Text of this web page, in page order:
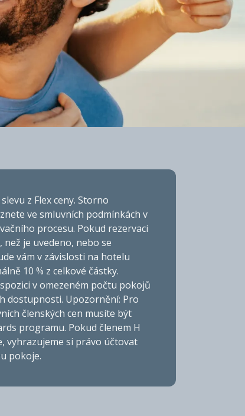
z Flex ceny. Storno
ve smluvních podmínkách v
procesu. Pokud rezervaci
než je uvedeno, nebo se
vám v závislosti na hotelu
10 % z celkové částky.
v omezeném počtu pokojů
dostupnosti. Upozornění: Pro
členských cen musíte být
programu. Pokud členem H
vyhrazujeme si právo účtovat
pokoje.